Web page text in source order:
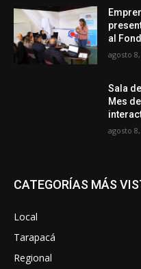
al
agosto
Sala
Mes
agosto
CATEGORÍAS MÁS
Local
Tarapacá
Regional